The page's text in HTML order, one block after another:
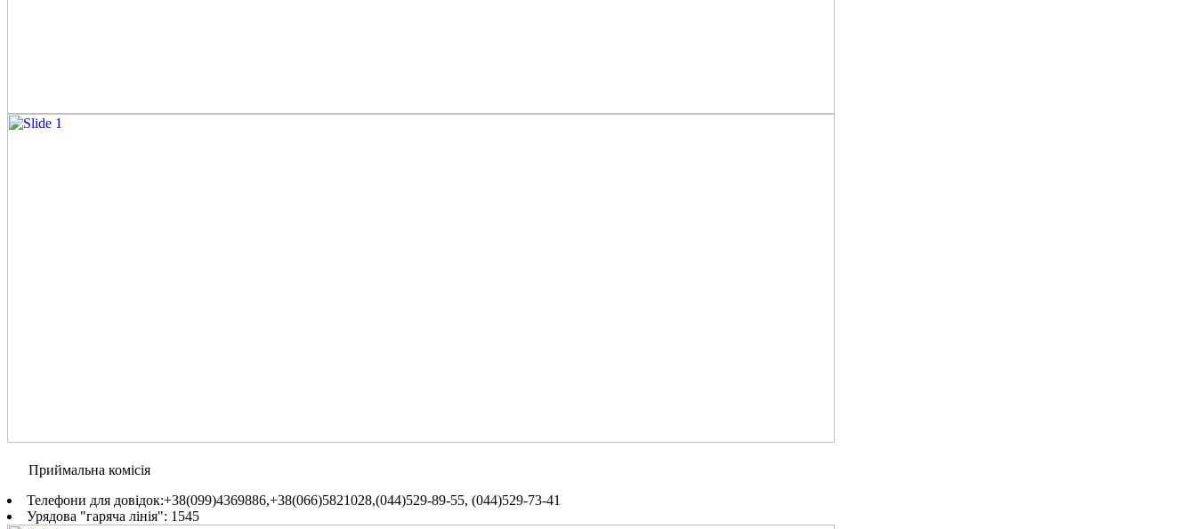
Приймальна комісія
Телефони для довідок:+38(099)4369886,+38(066)5821028,(044)529-89-55, (044)529-73-41
Урядова "гаряча лінія": 1545